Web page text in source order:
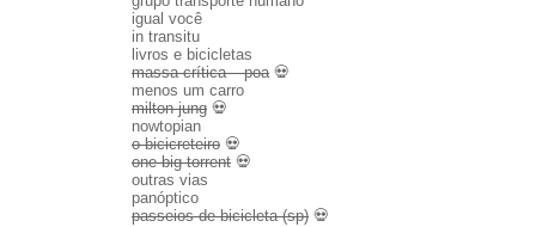
igual você
in transitu
livros e bicicletas
massa crítica – poa💀
menos um carro
milton jung 💀
nowtopian
o bicicreteiro 💀
one big torrent 💀
outras vias
panóptico
passeios de bicicleta (sp) 💀